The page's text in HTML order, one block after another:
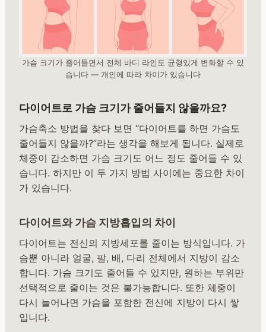
가슴 크기가 줄어들면서 전체 바디 라인도 균형있게 변화할 수 있
습니다 — 개인에 따라 차이가 있습니다
다이어트로 가슴 크기가 줄어들지 않을까요?
가슴축소 방법을 찾다 보면 “다이어트를 하면 가슴도
줄어들지 않을까?”라는 생각을 해보게 됩니다. 실제로
체중이 감소하면 가슴 크기도 어느 정도 줄어들 수 있
습니다. 하지만 이 두 가지 방법 사이에는 중요한 차이
가 있습니다.
다이어트와 가슴 지방흡입의 차이
다이어트는 전신의 지방세포를 줄이는 방식입니다. 가
슴뿐 아니라 얼굴, 팔, 배, 다리 전체에서 지방이 감소
합니다. 가슴 크기도 줄어들 수 있지만, 원하는 부위만
선택적으로 줄이는 것은 불가능합니다. 또한 체중이
다시 늘어나면 가슴을 포함한 전신에 지방이 다시 쌓
입니다.